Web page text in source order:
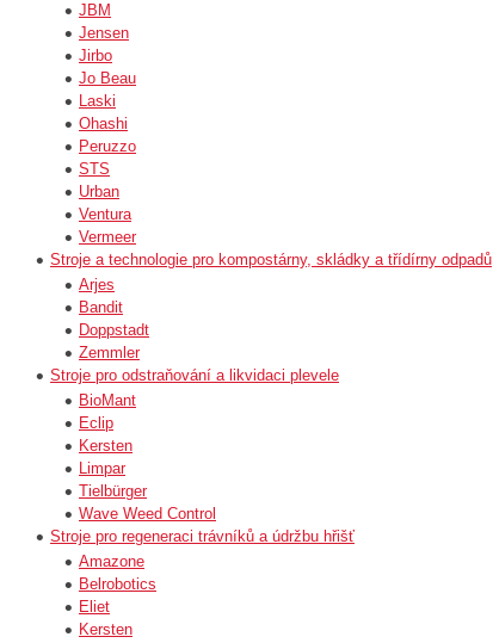
JBM
Jensen
Jirbo
Jo Beau
Laski
Ohashi
Peruzzo
STS
Urban
Ventura
Vermeer
Stroje a technologie pro kompostárny, skládky a třídírny odpadů
Arjes
Bandit
Doppstadt
Zemmler
Stroje pro odstraňování a likvidaci plevele
BioMant
Eclip
Kersten
Limpar
Tielbürger
Wave Weed Control
Stroje pro regeneraci trávníků a údržbu hřišť
Amazone
Belrobotics
Eliet
Kersten